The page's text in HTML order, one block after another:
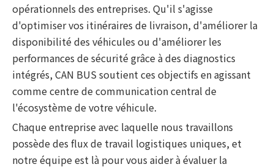
opérationnels des entreprises. Qu'il s'agisse
d'optimiser vos itinéraires de livraison, d'améliorer la
disponibilité des véhicules ou d'améliorer les
performances de sécurité grâce à des diagnostics
intégrés, CAN BUS soutient ces objectifs en agissant
comme centre de communication central de
l'écosystème de votre véhicule.
Chaque entreprise avec laquelle nous travaillons
possède des flux de travail logistiques uniques, et
notre équipe est là pour vous aider à évaluer la